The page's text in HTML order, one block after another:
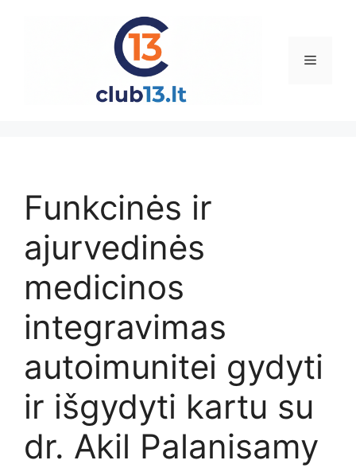
Meniu
Funkcinės ir
ajurvedinės
medicinos
integravimas
autoimunitei gydyti
ir išgydyti kartu su
dr. Akil Palanisamy